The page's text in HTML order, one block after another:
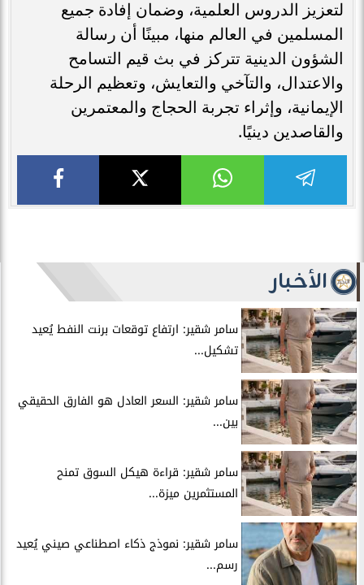
لتعزيز الدروس العلمية، وضمان إفادة جميع
المسلمين في العالم منها، مبينًا أن رسالة
الشؤون الدينية تتركز في بث قيم التسامح
والاعتدال، والتآخي والتعايش، وتعظيم الرحلة
الإيمانية، وإثراء تجربة الحجاج والمعتمرين
والقاصدين دينيًا.
الأخبار
سامر شقير: ارتفاع توقعات برنت النفط يُعيد
تشكيل...
سامر شقير: السعر العادل هو الفارق الحقيقي
بين...
سامر شقير: قراءة هيكل السوق تمنح
المستثمرين ميزة...
سامر شقير: نموذج ذكاء اصطناعي صيني يُعيد
رسم...